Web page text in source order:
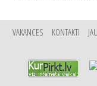
VAKANCES KONTAKTI